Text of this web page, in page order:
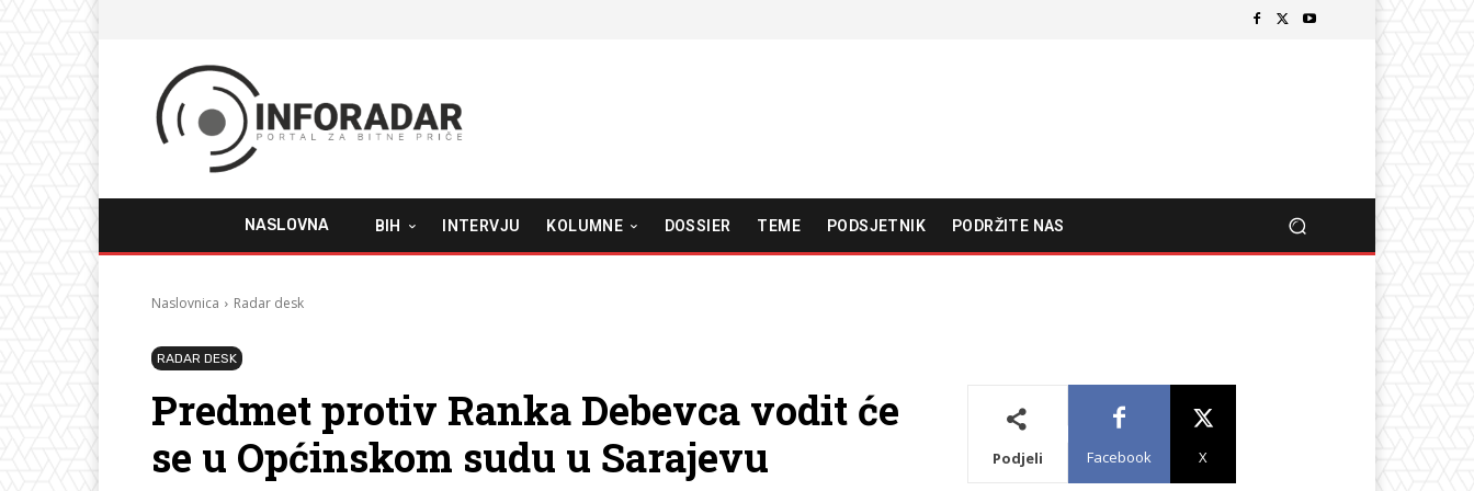
NASLOVNA BIH INTERVJU KOLUMNE DOSSIER TEME PODSJETNIK PODRŽITE NAS
Naslovnica Radar desk
RADAR DESK
Predmet protiv Ranka Debevca vodit će
se u Općinskom sudu u Sarajevu
Podjeli Facebook X